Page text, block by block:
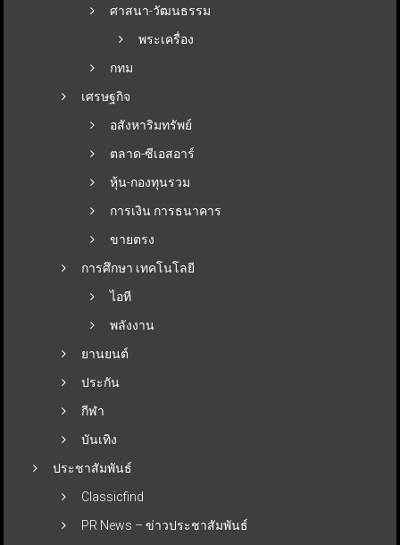
ศาสนา-วัฒนธรรม
พระเครื่อง
กทม
เศรษฐกิจ
อสังหาริมทรัพย์
ตลาด-ซีเอสอาร์
หุ้น-กองทุนรวม
การเงิน การธนาคาร
ขายตรง
การศึกษา เทคโนโลยี
ไอที
พลังงาน
ยานยนต์
ประกัน
กีฬา
บันเทิง
ประชาสัมพันธ์
Classicfind
PR News – ข่าวประชาสัมพันธ์